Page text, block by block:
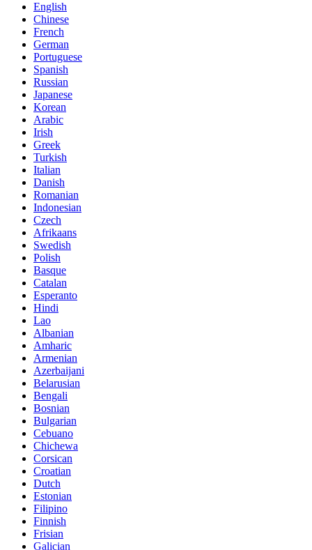
English
Chinese
French
German
Portuguese
Spanish
Russian
Japanese
Korean
Arabic
Irish
Greek
Turkish
Italian
Danish
Romanian
Indonesian
Czech
Afrikaans
Swedish
Polish
Basque
Catalan
Esperanto
Hindi
Lao
Albanian
Amharic
Armenian
Azerbaijani
Belarusian
Bengali
Bosnian
Bulgarian
Cebuano
Chichewa
Corsican
Croatian
Dutch
Estonian
Filipino
Finnish
Frisian
Galician